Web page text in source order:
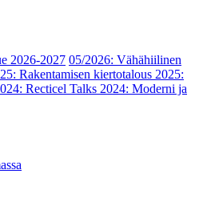
2026-2027 05/2026: Vähähiilinen
Rakentamisen kiertotalous 2025:
Recticel Talks 2024: Moderni ja